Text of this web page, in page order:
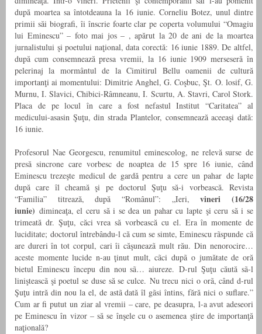
după moartea sa întotdeauna la 16 iunie. Corneliu Botez, unul dintre
primii săi biografi, îi înscrie foarte clar pe coperta volumului “Omagiu
lui Eminescu” – foto mai jos – , apărut la 20 de ani de la moartea
jurnalistului şi poetului naţional, data corectă: 16 iunie 1889. De altfel,
după cum consemnează presa vremii, la 16 iunie 1909 merseseră în
pelerinaj la mormân­tul de la Cimitirul Bellu oamenii de cultură
importanţi ai mo­mentului: Dimitrie Anghel, G. Coşbuc, Şt. O. losif, G.
Murnu, I. Slavici, Chibici-Râmneanu, I. Scurtu, A. Stavri, Carol Stork.
Placa de pe locul în care a fost nefastul Institut “Caritatea” al
medicului-asasin Şuţu, din strada Plantelor, consemnează aceeaşi dată:
16 iunie.
Profesorul Nae Georgescu, renumitul eminescolog, ne relevă surse de
presă sincrone care vorbesc de noaptea de 15 spre 16 iunie, când
Eminescu trezeşte medicul de gardă pentru a cere un pahar de lapte
după care îl cheamă şi pe doctorul Şuţu să-i vorbească. Revista
“Familia” titrează, după “Românul”: „Ieri,vineri (16/28
iunie) dimineaţa, el ceru să i se dea un pahar cu lapte şi ceru să i se
trimeată dr. Şuţu, căci vrea să vorbească cu el. Era în momente de
luciditate; doctorul întrebându-l că cum se simte, Eminescu rãspunde că
are dureri în tot corpul, cari îi căşuneazã mult rău. Din nenorocire…
aceste momente lucide n-au ţinut mult, cãci dupã o jumătate de oră
bietul Eminescu începu din nou sã… aiureze. D-rul Şuţu căută sã-l
linişteascã şi poetul se duse să se culce. Nu trecu nici o orã, când d-rul
Şuţu intră din nou la el, de astã dată îl gãsi întins, fără nici o suflare.”
Cum ar fi putut un ziar al vremii – care, pe deasupra, l-a avut adeseori
pe Eminescu în vizor – să se înşele cu o asemenea ştire de importanţă
naţională?